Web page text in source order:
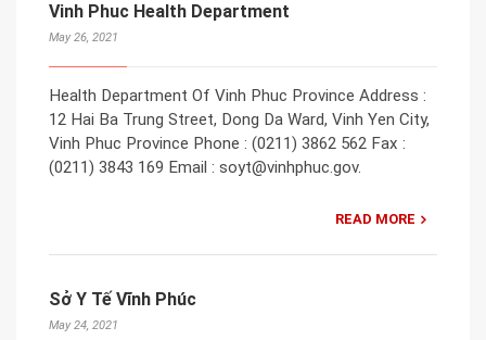
Vinh Phuc Health Department
May 26, 2021
Health Department Of Vinh Phuc Province Address :
12 Hai Ba Trung Street, Dong Da Ward, Vinh Yen City,
Vinh Phuc Province Phone : (0211) 3862 562 Fax :
(0211) 3843 169 Email : soyt@vinhphuc.gov.
READ MORE
Sở Y Tế Vĩnh Phúc
May 24, 2021